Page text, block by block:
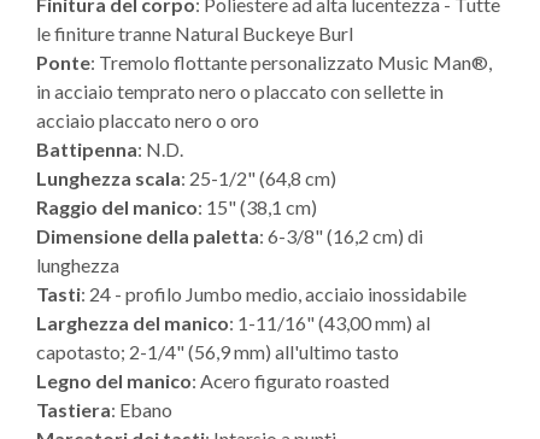
Finitura del corpo: Poliestere ad alta lucentezza - Tutte
le finiture tranne Natural Buckeye Burl
Ponte: Tremolo flottante personalizzato Music Man®,
in acciaio temprato nero o placcato con sellette in
acciaio placcato nero o oro
Battipenna: N.D.
Lunghezza scala: 25-1/2" (64,8 cm)
Raggio del manico: 15" (38,1 cm)
Dimensione della paletta: 6-3/8" (16,2 cm) di
lunghezza
Tasti: 24 - profilo Jumbo medio, acciaio inossidabile
Larghezza del manico: 1-11/16" (43,00 mm) al
capotasto; 2-1/4" (56,9 mm) all'ultimo tasto
Legno del manico: Acero figurato roasted
Tastiera: Ebano